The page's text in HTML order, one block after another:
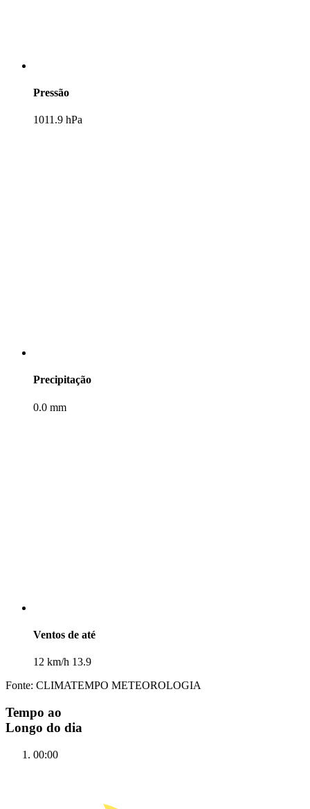
Pressão
1011.9 hPa
Precipitação
0.0 mm
Ventos de até
12 km/h 13.9
Fonte: CLIMATEMPO METEOROLOGIA
Tempo ao
Longo do dia
00:00